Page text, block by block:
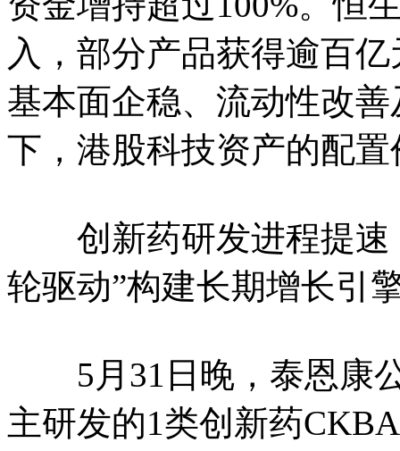
入，部分产品获得逾百
基本面企稳、流动性改
下，港股科技资产的配
创新药研发进程提速
轮驱动”构建长期增长引
5月31日晚，泰恩康公
主研发的1类创新药